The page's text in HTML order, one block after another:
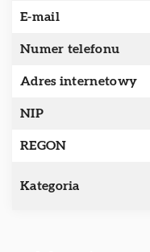
E-mail
Numer telefonu
Adres internetowy
NIP
REGON
Kategoria